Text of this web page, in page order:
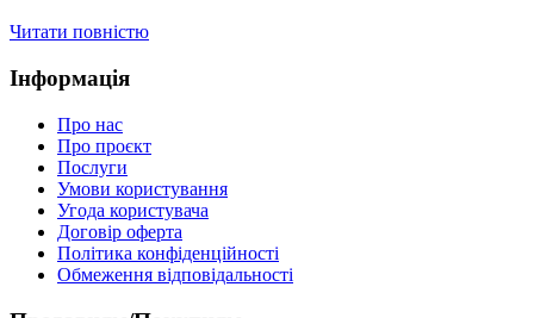
Читати повністю
Інформація
Про нас
Про проєкт
Послуги
Умови користування
Угода користувача
Договір оферта
Політика конфіденційності
Обмеження відповідальності